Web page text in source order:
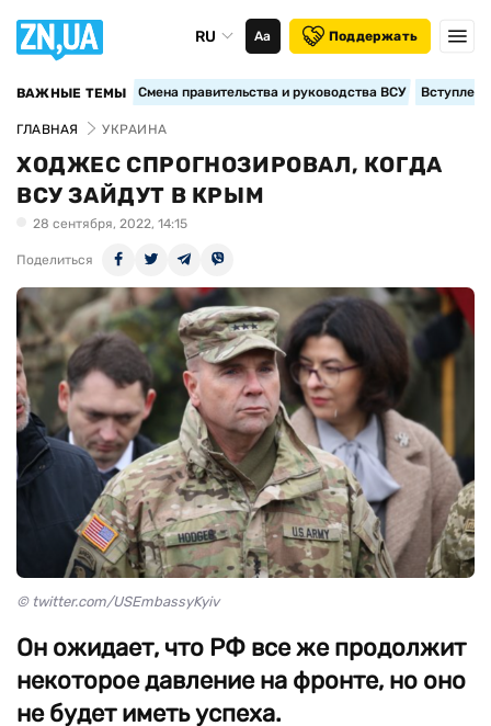
RU Аа Поддержать
ВАЖНЫЕ ТЕМЫ Смена правительства и руководства ВСУ
ГЛАВНАЯ УКРАИНА
ХОДЖЕС СПРОГНОЗИРОВАЛ, КОГДА
ВСУ ЗАЙДУТ В КРЫМ
28 сентября, 2022, 14:15
Поделиться
© twitter.com/USEmbassyKyiv
Он ожидает, что РФ все же продолжит
некоторое давление на фронте, но оно
не будет иметь успеха.